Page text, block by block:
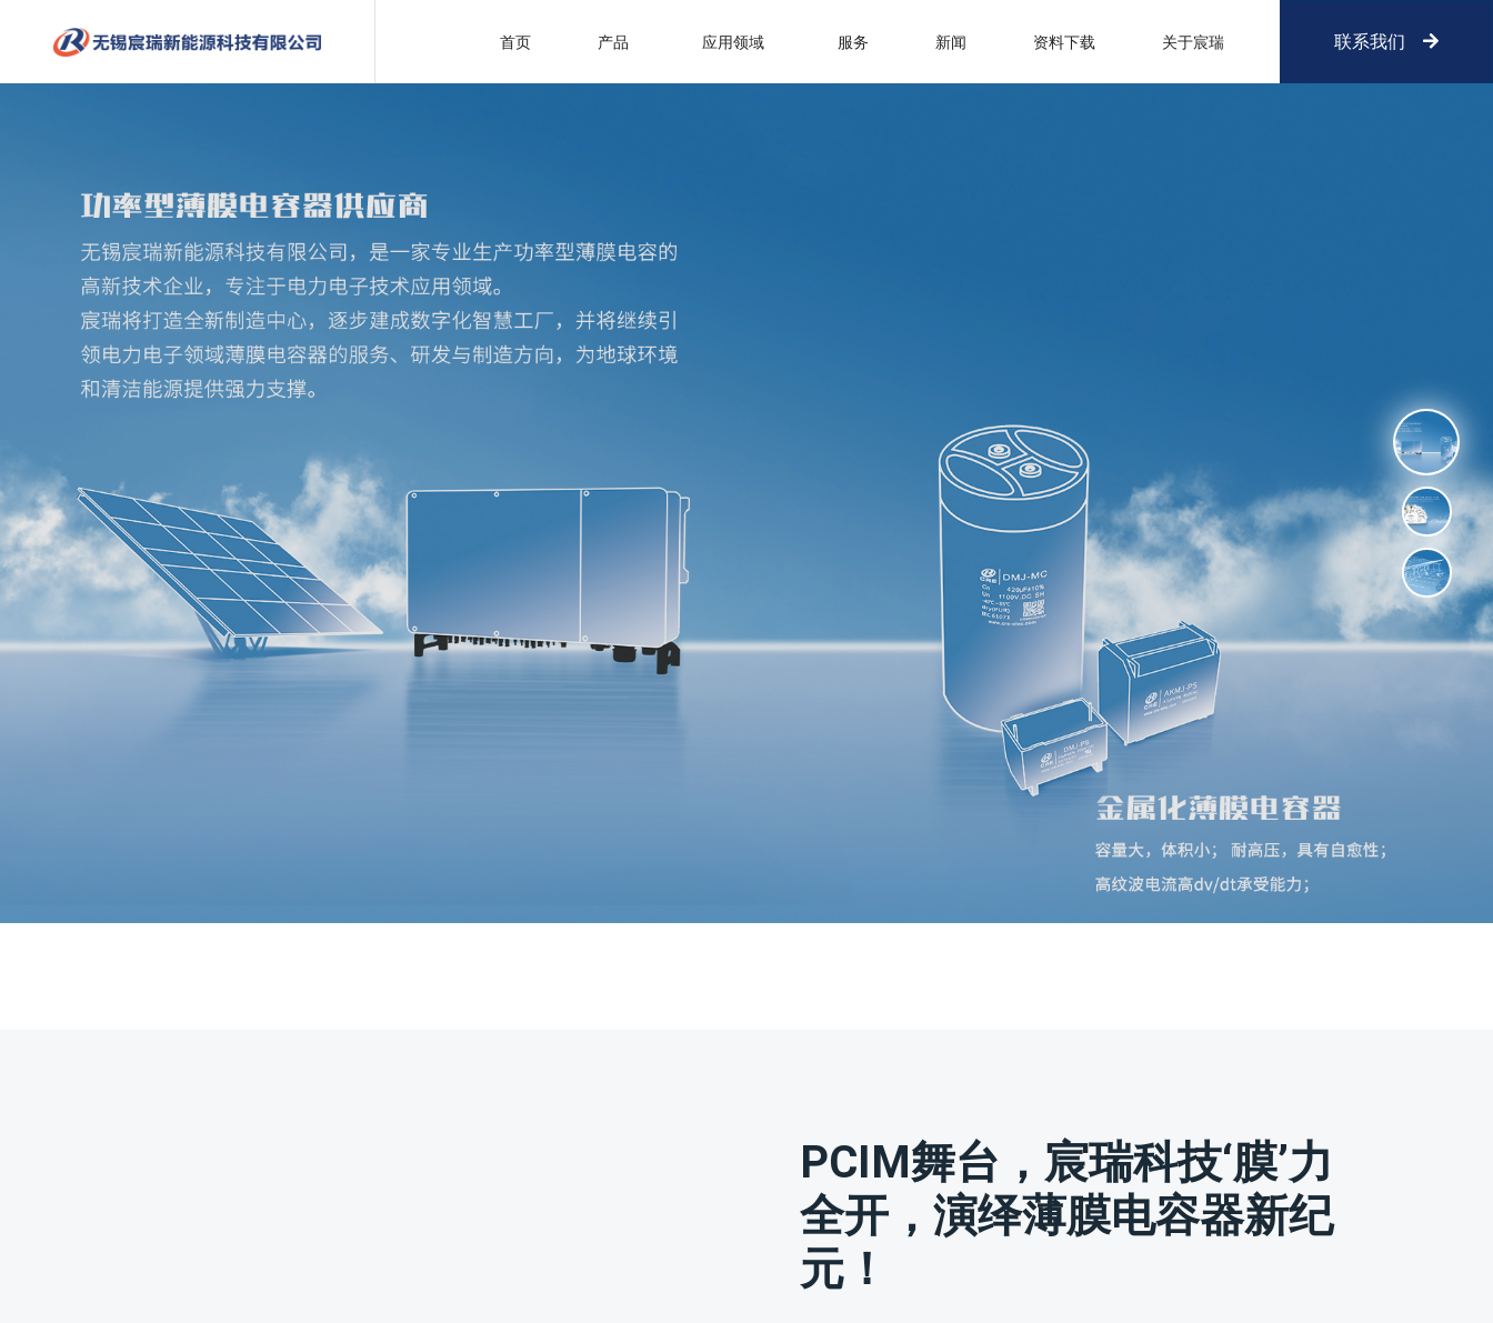
首页 产品 应用领域 服务 新闻 资料下载 关于宸瑞 联系我们
PCIM舞台，宸瑞科技‘膜’力
全开，演绎薄膜电容器新纪
元！